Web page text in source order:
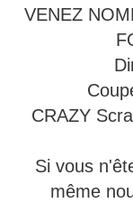
VENEZ
CRAZY
Si vous
même